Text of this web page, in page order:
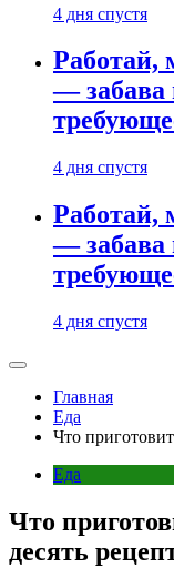
4 дня спустя
Работай,
— забава
4 дня спустя
Работай,
— забава
4 дня спустя
Главная
Еда
Что
Еда
Что
десять